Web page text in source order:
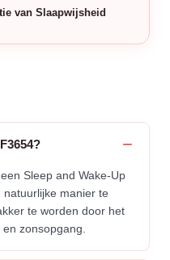
van Slaapwijsheid
Sleep and Wake-Up
manier te
te worden door het
zonsopgang.